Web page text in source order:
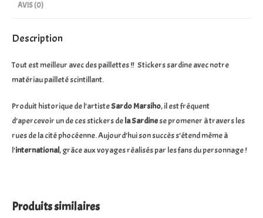
AVIS (0)
Description
Tout est meilleur avec des paillettes !! Stickers sardine avec notre
matériau pailleté scintillant.
Produit historique de l’artisteSardo Marsiho, il est fréquent
d’apercevoir un de ces stickers dela Sardinese promener à travers les
rues de la cité phocéenne. Aujourd’hui son succès s’étend même à
l’international, grâce aux voyages réalisés par les fans du personnage !
Produits similaires